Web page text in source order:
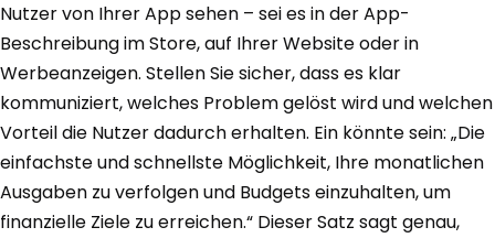
Nutzer von Ihrer App sehen – sei es in der App-
Beschreibung im Store, auf Ihrer Website oder in
Werbeanzeigen. Stellen Sie sicher, dass es klar
kommuniziert, welches Problem gelöst wird und welchen
Vorteil die Nutzer dadurch erhalten. Ein könnte sein: „Die
einfachste und schnellste Möglichkeit, Ihre monatlichen
Ausgaben zu verfolgen und Budgets einzuhalten, um
finanzielle Ziele zu erreichen.“ Dieser Satz sagt genau,